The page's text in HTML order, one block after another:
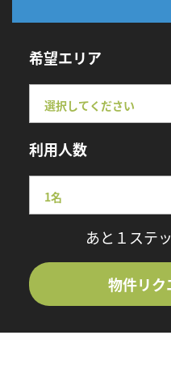
希望エリア
利用人数
あと１ステ
物件リク